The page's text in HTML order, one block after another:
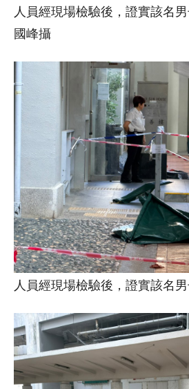
人員經現場檢驗後，證實該名
國峰攝
人員經現場檢驗後，證實該名男